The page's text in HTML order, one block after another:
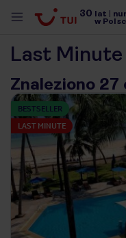
30 lat
w
Last Minute
Znaleziono
BESTSELLER
LAST MINUTE